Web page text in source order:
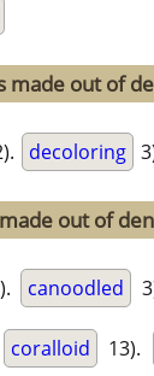
made out of
decoloring
out of
canoodled
coralloid 13).